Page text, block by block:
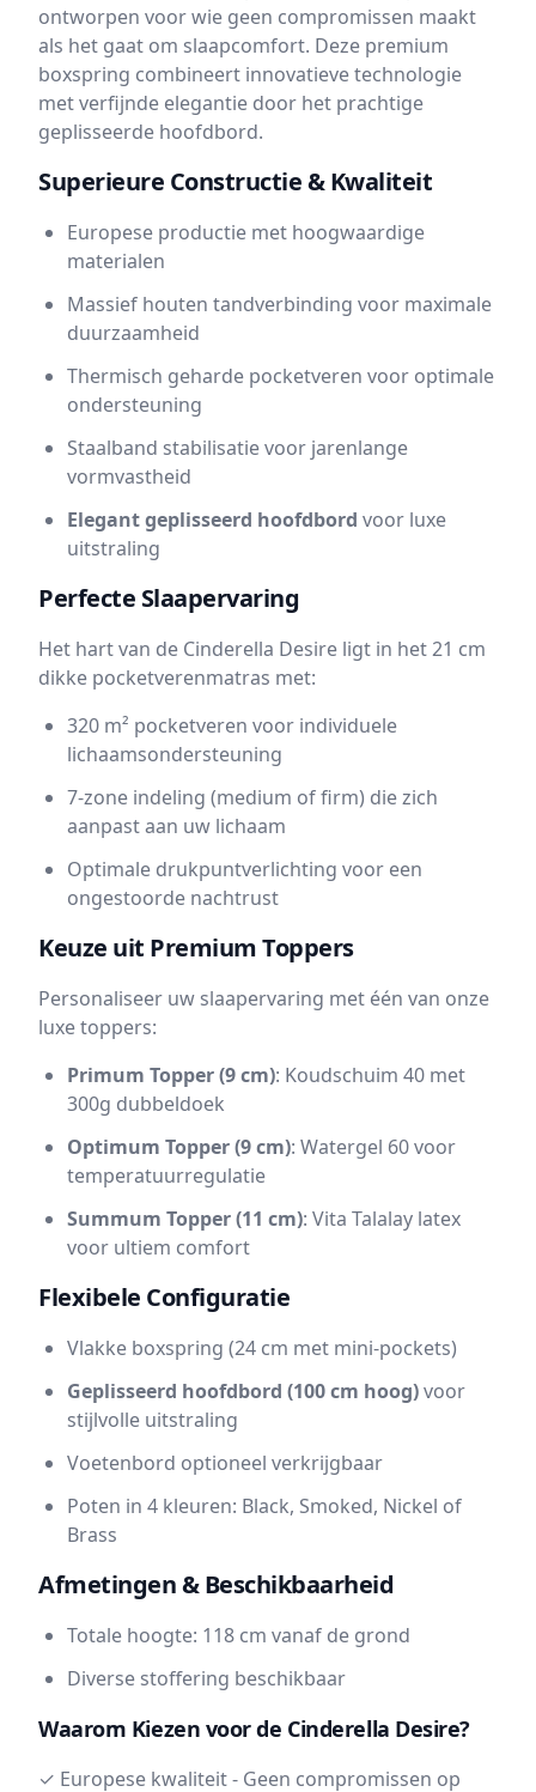
ontworpen voor wie geen compromissen maakt
als het gaat om slaapcomfort. Deze premium
boxspring combineert innovatieve technologie
met verfijnde elegantie door het prachtige
geplisseerde hoofdbord.
Superieure Constructie & Kwaliteit
Europese productie met hoogwaardige
materialen
Massief houten tandverbinding voor maximale
duurzaamheid
Thermisch geharde pocketveren voor optimale
ondersteuning
Staalband stabilisatie voor jarenlange
vormvastheid
Elegant geplisseerd hoofdbord voor luxe
uitstraling
Perfecte Slaapervaring
Het hart van de Cinderella Desire ligt in het 21 cm
dikke pocketverenmatras met:
320 m² pocketveren voor individuele
lichaamsondersteuning
7-zone indeling (medium of firm) die zich
aanpast aan uw lichaam
Optimale drukpuntverlichting voor een
ongestoorde nachtrust
Keuze uit Premium Toppers
Personaliseer uw slaapervaring met één van onze
luxe toppers:
Primum Topper (9 cm): Koudschuim 40 met
300g dubbeldoek
Optimum Topper (9 cm): Watergel 60 voor
temperatuurregulatie
Summum Topper (11 cm): Vita Talalay latex
voor ultiem comfort
Flexibele Configuratie
Vlakke boxspring (24 cm met mini-pockets)
Geplisseerd hoofdbord (100 cm hoog)voor
stijlvolle uitstraling
Voetenbord optioneel verkrijgbaar
Poten in 4 kleuren: Black, Smoked, Nickel of
Brass
Afmetingen & Beschikbaarheid
Totale hoogte: 118 cm vanaf de grond
Diverse stoffering beschikbaar
Waarom Kiezen voor de Cinderella Desire?
✓ Europese kwaliteit - Geen compromissen op